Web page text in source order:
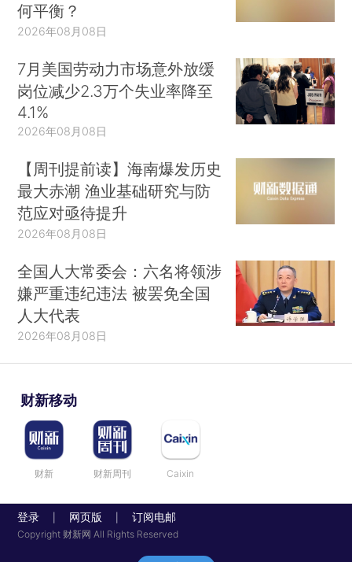
何平衡？
2026年08月08日
7月美国劳动力市场意外放缓
岗位减少2.3万个失业率降至
4.1%
2026年08月08日
【周刊提前读】海南爆发历史
最大赤潮 渔业基础研究与防
范应对亟待提升
2026年08月08日
全国人大常委会：六名将领涉
嫌严重违纪违法 被罢免全国
人大代表
2026年08月08日
财新移动
财新 财新周刊 Caixin
登录 网页版 订阅电邮
Copyright 财新网 All Rights Reserved